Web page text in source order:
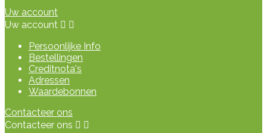
Uw account
Uw account  
Persoonlijke Info
Bestellingen
Creditnota's
Adressen
Waardebonnen
Contacteer ons
Contacteer ons  